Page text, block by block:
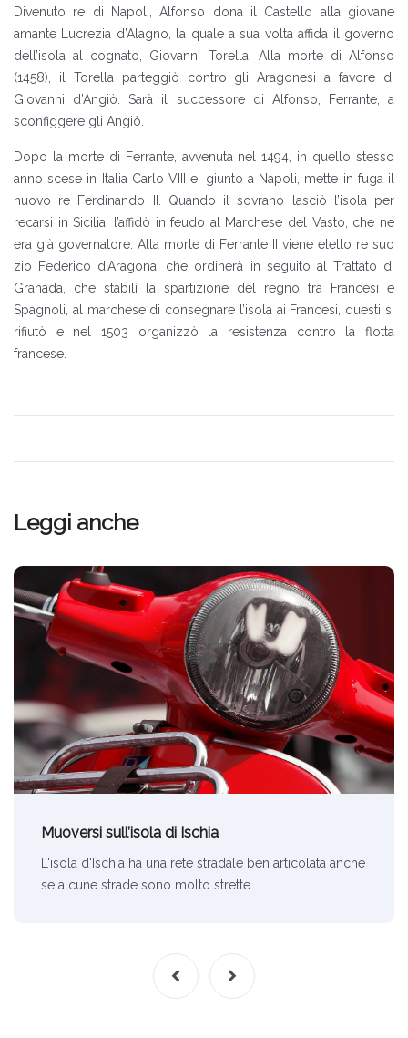
Divenuto re di Napoli, Alfonso dona il Castello alla giovane
amante Lucrezia d’Alagno, la quale a sua volta affida il governo
dell’isola al cognato, Giovanni Torella. Alla morte di Alfonso
(1458), il Torella parteggiò contro gli Aragonesi a favore di
Giovanni d’Angiò. Sarà il successore di Alfonso, Ferrante, a
sconfiggere gli Angiò.
Dopo la morte di Ferrante, avvenuta nel 1494, in quello stesso
anno scese in Italia Carlo VIII e, giunto a Napoli, mette in fuga il
nuovo re Ferdinando II. Quando il sovrano lasciò l’isola per
recarsi in Sicilia, l’affidò in feudo al Marchese del Vasto, che ne
era già governatore. Alla morte di Ferrante II viene eletto re suo
zio Federico d’Aragona, che ordinerà in seguito al Trattato di
Granada, che stabilì la spartizione del regno tra Francesi e
Spagnoli, al marchese di consegnare l’isola ai Francesi, questi si
rifiutò e nel 1503 organizzò la resistenza contro la flotta
francese.
Leggi anche
Muoversi sull’isola di Ischia
L'isola d'Ischia ha una rete stradale ben articolata anche
se alcune strade sono molto strette.